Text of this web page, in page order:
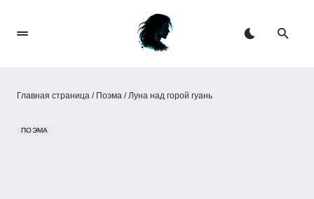
Главная страница / Поэма /Луна над горой гуань
ПОЭМА